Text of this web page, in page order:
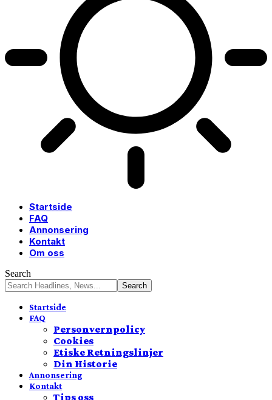
Startside
FAQ
Annonsering
Kontakt
Om oss
Search
Startside
FAQ
Personvernpolicy
Cookies
Etiske Retningslinjer
Din Historie
Annonsering
Kontakt
Tips oss